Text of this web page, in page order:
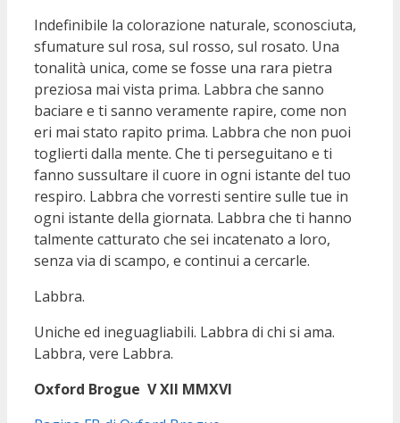
Indefinibile la colorazione naturale, sconosciuta,
sfumature sul rosa, sul rosso, sul rosato. Una
tonalità unica, come se fosse una rara pietra
preziosa mai vista prima. Labbra che sanno
baciare e ti sanno veramente rapire, come non
eri mai stato rapito prima. Labbra che non puoi
toglierti dalla mente. Che ti perseguitano e ti
fanno sussultare il cuore in ogni istante del tuo
respiro. Labbra che vorresti sentire sulle tue in
ogni istante della giornata. Labbra che ti hanno
talmente catturato che sei incatenato a loro,
senza via di scampo, e continui a cercarle.
Labbra.
Uniche ed ineguagliabili. Labbra di chi si ama.
Labbra, vere Labbra.
Oxford Brogue V XII MMXVI